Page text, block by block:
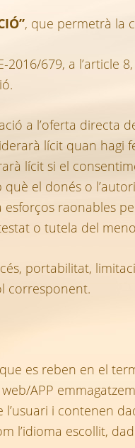
, que permetrà la
2016/679, a
a l’oferta
lícit quan
lícit si el
el donés o
raonables
o tutela del
portabilitat,
corresponent.
es reben en el
APP
l’usuari i contenen
l’idioma escollit,